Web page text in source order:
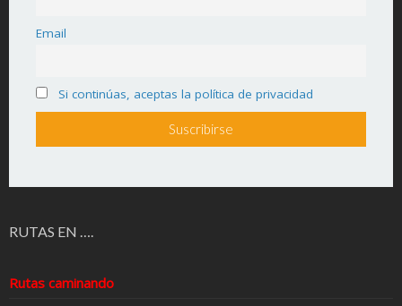
Email
Si continúas, aceptas la política de privacidad
RUTAS EN ….
Rutas caminando